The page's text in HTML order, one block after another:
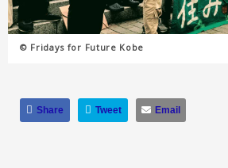
© Fridays for Future Kobe
Share Tweet Email